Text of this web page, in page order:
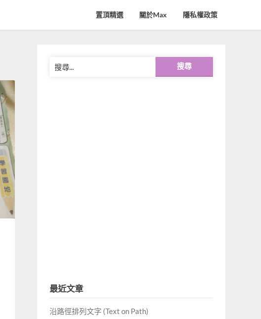
置頂精選 關於Max 隱私權政策
搜
尋
最近文章
沿路徑排列文字 (Text on Path)